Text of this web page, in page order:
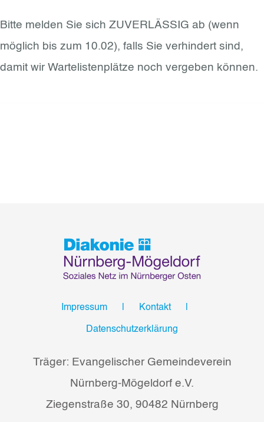
Bitte melden Sie sich ZUVERLÄSSIG ab (wenn
möglich bis zum 10.02), falls Sie verhindert sind,
damit wir Wartelistenplätze noch vergeben können.
Impressum Kontakt
Datenschutzerklärung
Träger: Evangelischer Gemeindeverein
Nürnberg-Mögeldorf e.V.
Ziegenstraße 30, 90482 Nürnberg